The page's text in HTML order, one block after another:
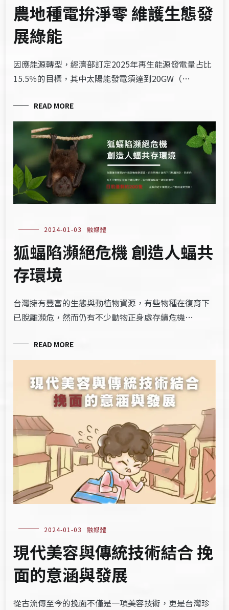
農地種電拚淨零 維護生態發
展綠能
因應能源轉型，經濟部訂定2025年再生能源發電量占比
15.5％的目標，其中太陽能發電須達到20GW（…
READ MORE
2024-01-03 融媒體
狐蝠陷瀕絕危機 創造人蝠共
存環境
台​​灣擁有豐富的生態與動植物資源，有些物種在復育下
已脫離瀕危​​，然而​仍有不少動物正身處存續危機…
READ MORE
2024-01-03 融媒體
現代美容與傳統技術結合 挽
面的意涵與發展
從古流傳至今的挽面不僅是一項美容技術，更是台灣珍